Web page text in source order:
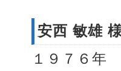
安西 敏雄
１９７６